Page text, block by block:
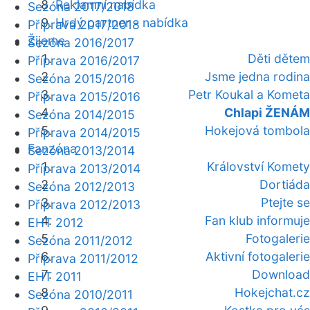
Reklamní nabídka
Hrdý partner - nabídka
Žijeme
Děti dětem
Jsme jedna rodina
Petr Koukal a Kometa
Chlapi ŽENÁM
Hokejová tombola
Fanzóna
Království Komety
Dortiáda
Ptejte se
Fan klub informuje
Fotogalerie
Aktivní fotogalerie
Download
Hokejchat.cz
Sezóna 2017/2018
Příprava 2017/2018
Sezóna 2016/2017
Příprava 2016/2017
Sezóna 2015/2016
Příprava 2015/2016
Sezóna 2014/2015
Příprava 2014/2015
Sezóna 2013/2014
Příprava 2013/2014
Sezóna 2012/2013
Příprava 2012/2013
EHT 2012
Sezóna 2011/2012
Příprava 2011/2012
EHT 2011
Sezóna 2010/2011